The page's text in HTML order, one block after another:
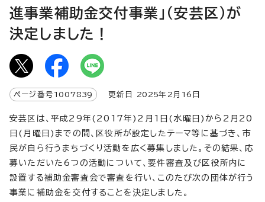
進事業補助金交付事業」（安芸区）が
決定しました！
ページ番号 1007839 更新日 2025年2月 16 日
安芸区は、平成29年(2017年)2月1日(水曜日)から2月20
日(月曜日)までの間、区役所が設定したテーマ等に基づき、市
民が自ら行うまちづくり活動を広く募集しました。その結果、応
募いただいた6つの活動について、要件審査及び区役所内に
設置する補助金審査会で審査を行い、このたび次の団体が行う
事業に補助金を交付することを決定しました。